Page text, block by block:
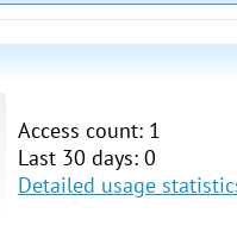
Access count: 1
Last 30 days: 0
Detailed usage